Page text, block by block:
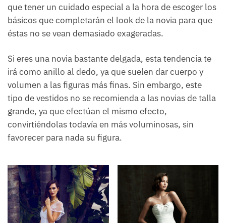
que tener un cuidado especial a la hora de escoger los
básicos que completarán el look de la novia para que
éstas no se vean demasiado exageradas.
Si eres una novia bastante delgada, esta tendencia te
irá como anillo al dedo, ya que suelen dar cuerpo y
volumen a las figuras más finas. Sin embargo, este
tipo de vestidos no se recomienda a las novias de talla
grande, ya que efectúan el mismo efecto,
convirtiéndolas todavía en más voluminosas, sin
favorecer para nada su figura.